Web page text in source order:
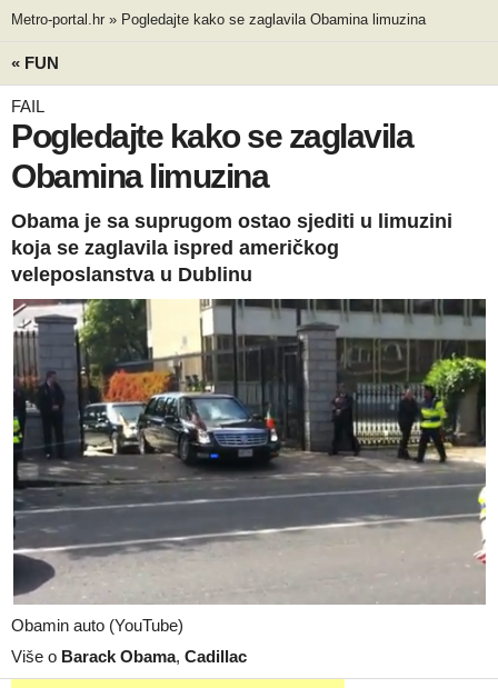
Metro-portal.hr » Pogledajte kako se zaglavila Obamina limuzina
« FUN
FAIL
Pogledajte kako se zaglavila
Obamina limuzina
Obama je sa suprugom ostao sjediti u limuzini
koja se zaglavila ispred američkog
veleposlanstva u Dublinu
Obamin auto (YouTube)
Više o Barack Obama, Cadillac